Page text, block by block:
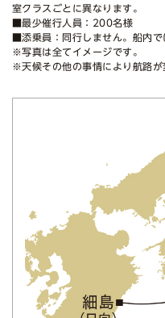
室クラスごとに異なります。
■最少催行人員：200名様
■添乗員：同行しません。船内で
※写真は全てイメージです。
※天候その他の事情により航路が